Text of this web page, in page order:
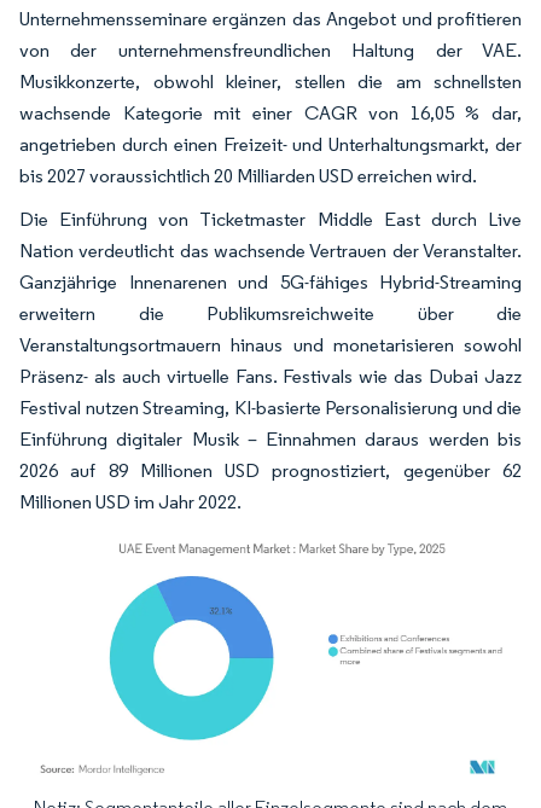
Unternehmensseminare ergänzen das Angebot und profitieren
von der unternehmensfreundlichen Haltung der VAE.
Musikkonzerte, obwohl kleiner, stellen die am schnellsten
wachsende Kategorie mit einer CAGR von 16,05 % dar,
angetrieben durch einen Freizeit- und Unterhaltungsmarkt, der
bis 2027 voraussichtlich 20 Milliarden USD erreichen wird.
Die Einführung von Ticketmaster Middle East durch Live
Nation verdeutlicht das wachsende Vertrauen der Veranstalter.
Ganzjährige Innenarenen und 5G-fähiges Hybrid-Streaming
erweitern die Publikumsreichweite über die
Veranstaltungsortmauern hinaus und monetarisieren sowohl
Präsenz- als auch virtuelle Fans. Festivals wie das Dubai Jazz
Festival nutzen Streaming, KI-basierte Personalisierung und die
Einführung digitaler Musik – Einnahmen daraus werden bis
2026 auf 89 Millionen USD prognostiziert, gegenüber 62
Millionen USD im Jahr 2022.